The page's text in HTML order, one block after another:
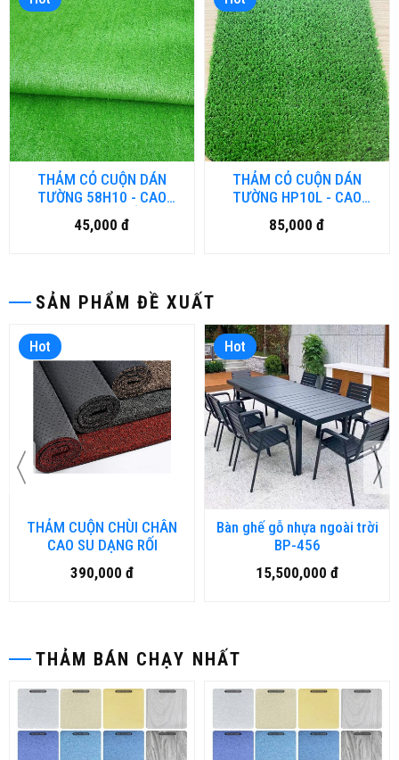
SẢN PHẨM ĐỀ XUẤT
Hot
THẢM CUỘN CHÙI CHÂN
CAO SU DẠNG RỐI
390,000 đ
Hot
Bàn ghế gỗ nhựa ngoài trời
BP-456
15,500,000 đ
THẢM BÁN CHẠY NHẤT
THẢM CỎ CUỘN DÁN
TƯỜNG 58H10 - CAO
10MM LOẠI MỎNG
45,000 đ
THẢM CỎ CUỘN DÁN
TƯỜNG HP10L - CAO
10MM LOẠI DÀY
85,000 đ